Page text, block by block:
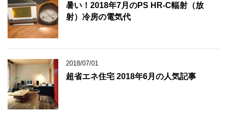
暑い！2018年7月のPS HR-C輻射（放
射）冷房の電気代
2018/07/01
超省エネ住宅 2018年6月の人気記事